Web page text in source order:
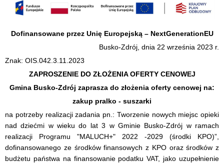
Dofinansowane przez Unię Europejską – NextGenerationEU
Busko-Zdrój, dnia 22 września 2023 r.
Znak: OIS.042.3.11.2023
ZAPROSZENIE DO ZŁOŻENIA OFERTY CENOWEJ
Gmina Busko-Zdrój zaprasza do złożenia oferty cenowej na:
zakup pralko - suszarki
na potrzeby realizacji zadania pn.: Tworzenie nowych miejsc opieki
nad dziećmi w wieku do lat 3 w Gminie Busko-Zdrój w ramach
realizacji Programu "MALUCH+" 2022 -2029 (środki KPO)”,
dofinansowanego ze środków finansowych z KPO oraz środków z
budżetu państwa na finansowanie podatku VAT, jako uzupełnienie